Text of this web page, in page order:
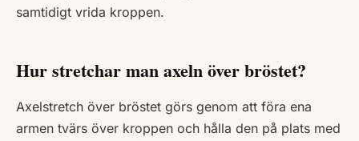
samtidigt vrida kroppen.
Hur stretchar man axeln över bröstet?
Axelstretch över bröstet görs genom att föra ena
armen tvärs över kroppen och hålla den på plats med